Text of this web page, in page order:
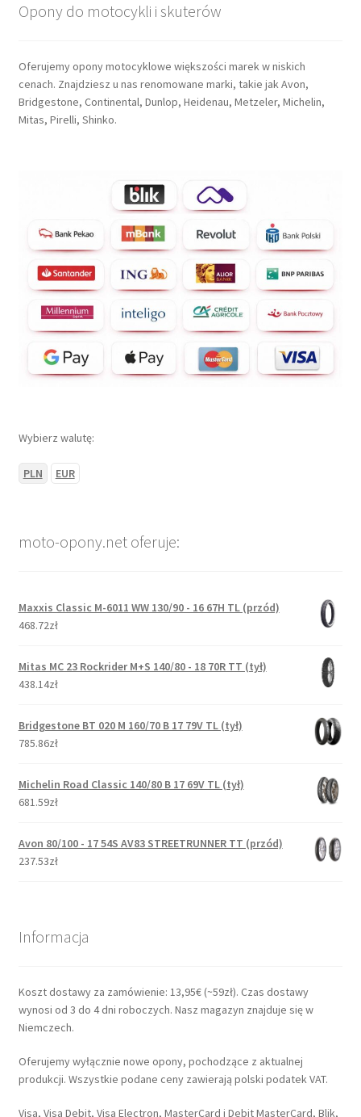
Opony do motocykli i skuterów
Oferujemy opony motocyklowe większości marek w niskich
cenach. Znajdziesz u nas renomowane marki, takie jak Avon,
Bridgestone, Continental, Dunlop, Heidenau, Metzeler, Michelin,
Mitas, Pirelli, Shinko.
Wybierz walutę:
PLN EUR
moto-opony.net oferuje:
Maxxis Classic M-6011 WW 130/90 - 16 67H TL (przód)
468.72zł
Mitas MC 23 Rockrider M+S 140/80 - 18 70R TT (tył)
438.14zł
Bridgestone BT 020 M 160/70 B 17 79V TL (tył)
785.86zł
Michelin Road Classic 140/80 B 17 69V TL (tył)
681.59zł
Avon 80/100 - 17 54S AV83 STREETRUNNER TT (przód)
237.53zł
Informacja
Koszt dostawy za zamówienie: 13,95€ (~59zł). Czas dostawy
wynosi od 3 do 4 dni roboczych. Nasz magazyn znajduje się w
Niemczech.
Oferujemy wyłącznie nowe opony, pochodzące z aktualnej
produkcji. Wszystkie podane ceny zawierają polski podatek VAT.
Visa, Visa Debit, Visa Electron, MasterCard i Debit MasterCard, Blik,